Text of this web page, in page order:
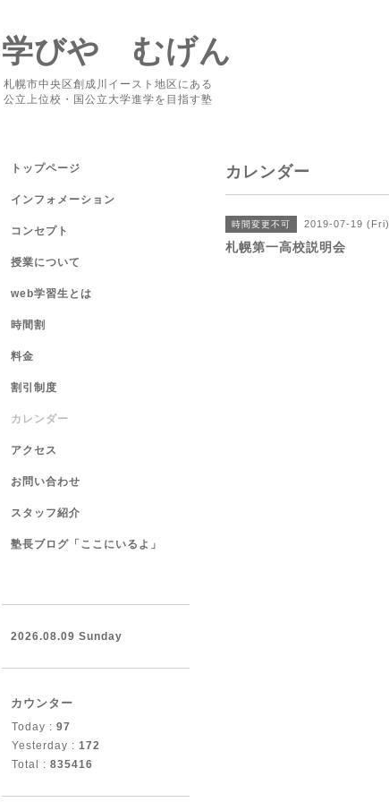
学びや むげん
札幌市中央区創成川イースト地区にある
公立上位校・国公立大学進学を目指す塾
カレンダー
時間変更不可 2019-07-19 (Fri)
札幌第一高校説明会
トップページ
インフォメーション
コンセプト
授業について
web学習生とは
時間割
料金
割引制度
カレンダー
アクセス
お問い合わせ
スタッフ紹介
塾長ブログ「ここにいるよ」
2026.08.09 Sunday
カウンター
Today : 97
Yesterday : 172
Total : 835416